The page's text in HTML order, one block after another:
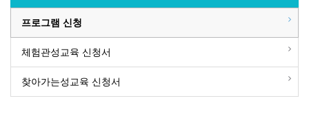
프로그램 신청
체험관성교육 신청서
찾아가는성교육 신청서